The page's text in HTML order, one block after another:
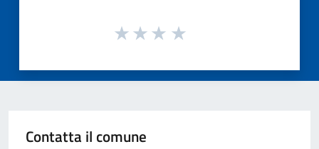
Contatta il comune